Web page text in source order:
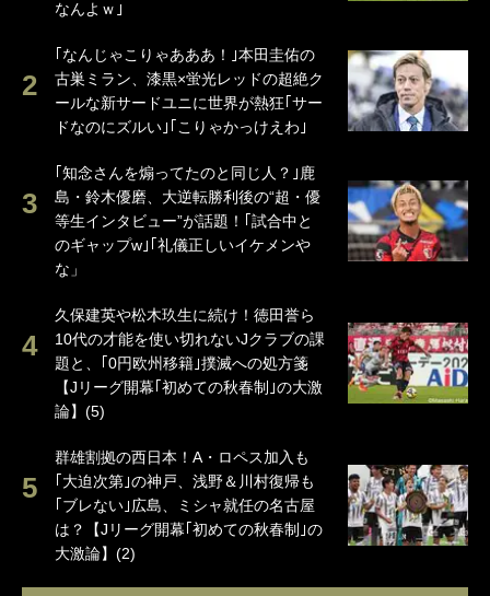
なんよｗ｣
｢なんじゃこりゃあああ！｣本田圭佑の
古巣ミラン、漆黒×蛍光レッドの超絶ク
ールな新サードユニに世界が熱狂｢サー
ドなのにズルい｣｢こりゃかっけえわ｣
｢知念さんを煽ってたのと同じ人？｣鹿
島・鈴木優磨、大逆転勝利後の“超・優
等生インタビュー”が話題！｢試合中と
のギャップw｣｢礼儀正しいイケメンや
な」
久保建英や松木玖生に続け！徳田誉ら
10代の才能を使い切れないJクラブの課
題と、｢0円欧州移籍｣撲滅への処方箋
【Jリーグ開幕｢初めての秋春制｣の大激
論】(5)
群雄割拠の西日本！A・ロペス加入も
｢大迫次第｣の神戸、浅野＆川村復帰も
｢ブレない｣広島、ミシャ就任の名古屋
は？【Jリーグ開幕｢初めての秋春制｣の
大激論】(2)